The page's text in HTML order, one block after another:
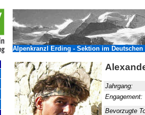
Alpenkranzl Erding - Sektion im Deutschen
Jahrgang:
Engagement:
Bevorzugte